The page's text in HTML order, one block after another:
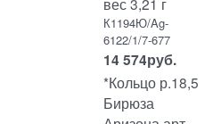
К1194Ю/Ag-
6122/1/7-677
14 574руб.
*Кольцо р.18,5
Бирюза